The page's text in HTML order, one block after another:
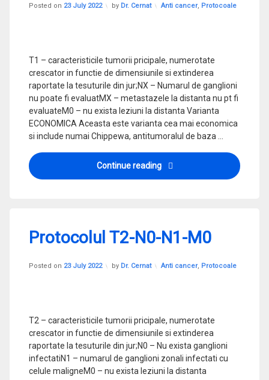
Posted on 23 July 2022 by Dr. Cernat Categories:
Anti cancer, Protocoale
T1 – caracteristicile tumorii pricipale, numerotate
crescator in functie de dimensiunile si extinderea
raportate la tesuturile din jur;NX – Numarul de ganglioni
nu poate fi evaluatMX – metastazele la distanta nu pt fi
evaluateM0 – nu exista leziuni la distanta Varianta
ECONOMICA Aceasta este varianta cea mai economica
si include numai Chippewa, antitumoralul de baza …
Continue reading Protocolul T1-NX-MX-M0
Protocolul T2-N0-N1-M0
Posted on 23 July 2022
Updated on 3 August 2023
by Dr. Cernat Categories:
Anti cancer, Protocoale
T2 – caracteristicile tumorii pricipale, numerotate
crescator in functie de dimensiunile si extinderea
raportate la tesuturile din jur;N0 – Nu exista ganglioni
infectatiN1 – numarul de ganglioni zonali infectati cu
celule maligneM0 – nu exista leziuni la distanta